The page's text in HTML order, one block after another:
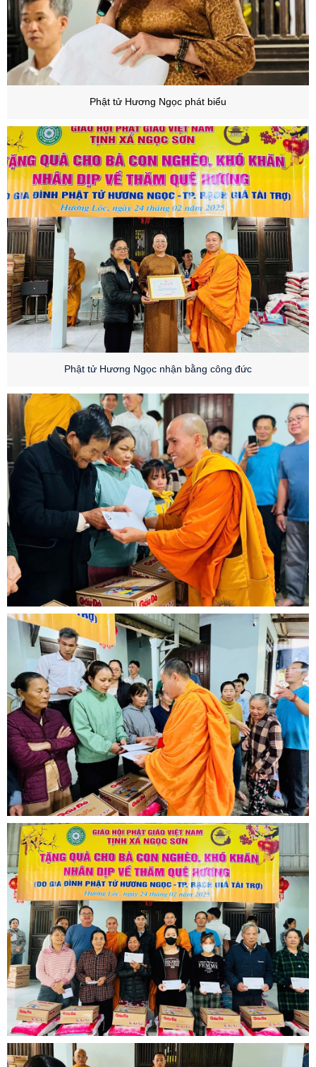
Phật tử Hương Ngọc phát biểu
Phật tử Hương Ngọc nhận bằng công đức